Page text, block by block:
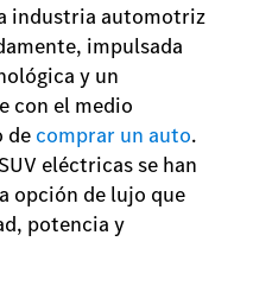
industria automotriz
impulsada
y un
con el medio
de comprar un auto.
eléctricas se han
opción de lujo que
potencia y